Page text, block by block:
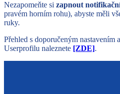
Nezapomeňte si zapnout
pravém horním rohu), abyste měli
ruky.
Přehled s doporučeným nastavením
Userprofilu naleznete [ZDE].